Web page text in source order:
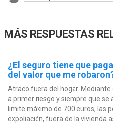
MÁS RESPUESTAS
¿El seguro tiene que
del valor que me
Atraco fuera del hogar.
a primer riesgo y siempre que se
limite máximo de 700 euros, las
expoliación, fuera de la vivienda